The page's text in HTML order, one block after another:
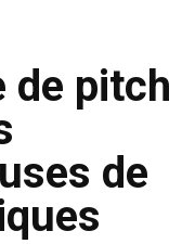
de pitch
de